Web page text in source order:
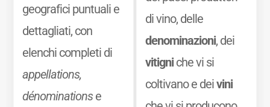
geografici puntuali e
dettagliati, con
elenchi completi di
appellations,
dénominationse
di vino, delle
denominazioni, dei
vitigniche vi si
coltivano e deivini